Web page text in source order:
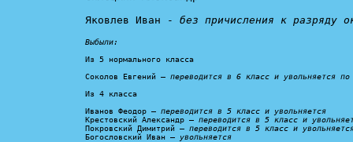
Яковлев Иван - без причисления к разряду
Выбыли:
Из 5 нормального класса
Соколов Евгений – переводится в 6 класс и увольняется по
Из 4 класса
Иванов Феодор – переводится в 5 класс и увольняется
Крестовский Александр – переводится в 5 класс и
Покровский Димитрий – переводится в 5 класс и
Богословский Иван – увольняется